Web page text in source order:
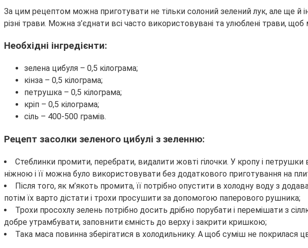
За цим рецептом можна приготувати не тільки солоний зелений лук, але ще й
різні трави. Можна з’єднати всі часто використовувані та улюблені трави,
Необхідні інгредієнти:
зелена цибуля – 0,5 кілограма;
кінза – 0,5 кілограма;
петрушка – 0,5 кілограма;
кріп – 0,5 кілограма;
сіль – 400-500 грамів.
Рецепт засолки зеленого цибулі з зеленню:
Стеблинки промити, перебрати, видалити жовті гілочки. У кропу і
ніжною і її можна було використовувати без додаткового приготування на
Після того, як м’якоть промита, її потрібно опустити в холодну воду з
потім їх варто дістати і трохи просушити за допомогою паперового рушника;
Трохи просохлу зелень потрібно досить дрібно порубати і перемішати з
добре утрамбувати, заповнити ємність до верху і закрити кришкою;
Така маса повинна зберігатися в холодильнику. А щоб суміш не покрилася